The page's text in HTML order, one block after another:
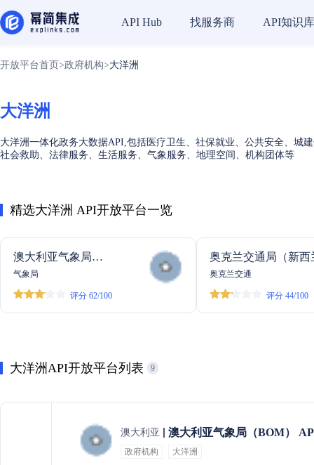
API Hub 找服务商 API知识库
开放平台首页 >政府机构>大洋洲
大洋洲
大洋洲一体化政务大数据API,包括医疗卫生、社保就业、公共安全、城
社会救助、法律服务、生活服务、气象服务、地理空间、机构团体等
精选大洋洲 API开放平台一览
澳大利亚气象局
（BOM） API
气象局
评分 62/100
奥克兰交通局（新西
API
奥克兰交通
评分 44/100
大洋洲API开放平台列表 9
澳大利亚 澳大利亚气象局（BOM）
政府机构 大洋洲